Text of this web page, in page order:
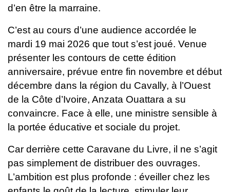
d’en être la marraine.
C’est au cours d’une audience accordée le
mardi 19 mai 2026 que tout s’est joué. Venue
présenter les contours de cette édition
anniversaire, prévue entre fin novembre et début
décembre dans la région du Cavally, à l’Ouest
de la Côte d’Ivoire, Anzata Ouattara a su
convaincre. Face à elle, une ministre sensible à
la portée éducative et sociale du projet.
Car derrière cette Caravane du Livre, il ne s’agit
pas simplement de distribuer des ouvrages.
L’ambition est plus profonde : éveiller chez les